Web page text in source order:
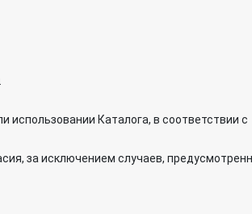
использовании Каталога, в соответствии с
за исключением случаев,